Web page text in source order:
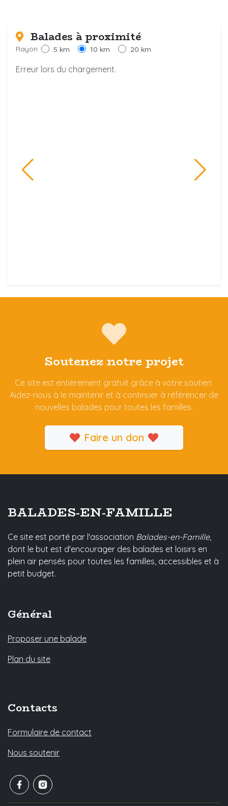
Balades à proximité
Rayon : 5 km 10 km 20 km
Erreur lors du chargement.
Soutenez notre projet
Ce site est entièrement gratuit grâce à votre soutien.
Aidez-nous à le maintenir et à continuer à référencer de
nouvelles balades pour toutes les familles.
Faire un don
BALADES-EN-FAMILLE
Ce site est porté par l'association Balades-en-Famille,
dont le but est d'encourager des balades et loisirs en
plein air pensés pour toutes les familles, accessibles et à
petit budget.
Général
Proposer une balade
Plan du site
Contacts
Formulaire de contact
Nous soutenir